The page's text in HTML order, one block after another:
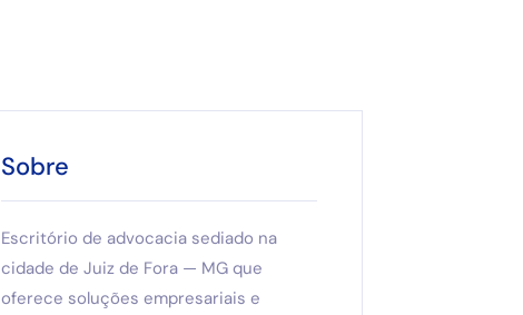
Sobre
Escritório de advocacia sediado na
cidade de Juiz de Fora — MG que
oferece soluções empresariais e